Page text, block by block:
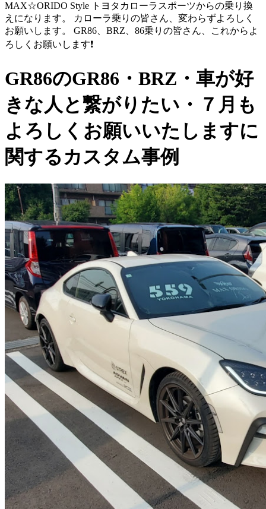
MAX☆ORIDO Style トヨタカローラスポーツからの乗り換
えになります。 カローラ乗りの皆さん、変わらずよろしく
お願いします。 GR86、BRZ、86乗りの皆さん、これからよ
ろしくお願いします❗
GR86のGR86・BRZ・車が好
きな人と繋がりたい・７月も
よろしくお願いいたしますに
関するカスタム事例